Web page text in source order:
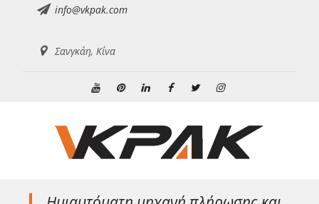
info@vkpak.com
Σανγκάη, Κίνα